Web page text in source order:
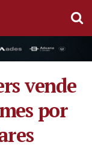
vende
por